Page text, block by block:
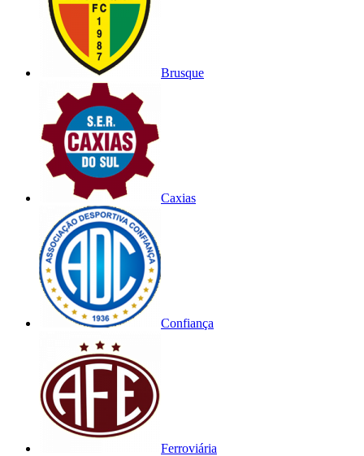
Brusque
Caxias
Confiança
Ferroviária